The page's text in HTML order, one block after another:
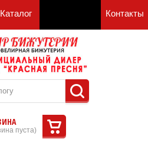
Каталог Контакты
пуста)